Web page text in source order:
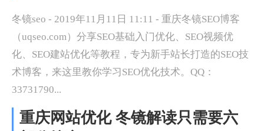
冬镜seo - 2019年11月11日 11:11 - 重庆冬镜SEO博客
（uqseo.com）分享SEO基础入门优化、SEO视频优
化、SEO建站优化等教程，专为新手站长打造的SEO技
术博客，来这里教你学习SEO优化技术。QQ：
33731790...
重庆网站优化 冬镜解读只需要六